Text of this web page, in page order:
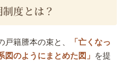
度とは？
籍謄本の束と、
「亡くなっ
のようにまとめた図」
を提